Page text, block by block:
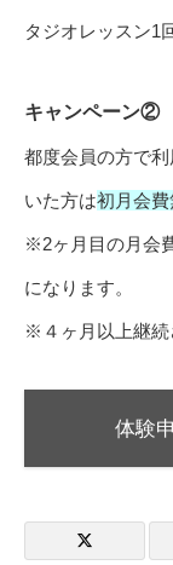
タジオレッスン1
キャンペーン②
都度会員の方で
いた方は初月会費
※2ヶ月目の月会
になります。
※４ヶ月以上継続
体験